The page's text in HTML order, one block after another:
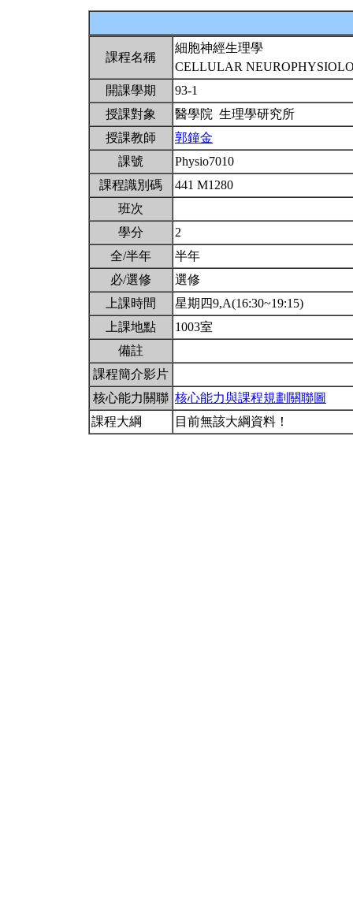
課程名稱
細胞神經生理學
CELLULAR
開課學期
93-1
授課對象
醫學院 生理學研究所
授課教師
郭鐘金
課號
Physio7010
課程識別碼
441 M1280
班次
學分
2
全/半年
半年
必/選修
選修
上課時間
星期四9,A(16:30~19:15)
上課地點
1003室
備註
課程簡介影片
核心能力關聯 核心能力與課程規劃關聯圖
課程大綱
目前無該大綱資料！